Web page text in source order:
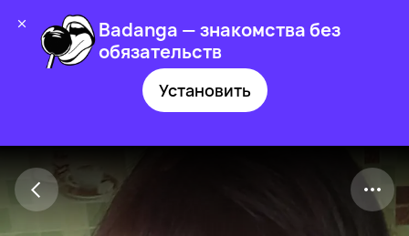
Badanga — знакомства без
обязательств
Установить